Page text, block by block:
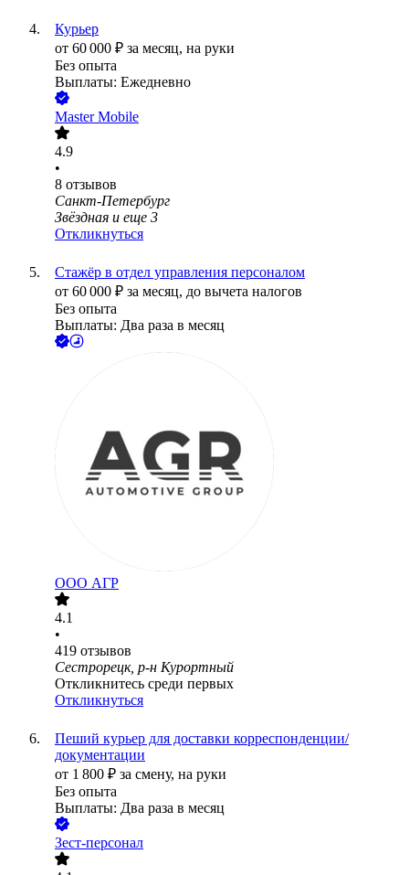
Курьер
от 60 000 ₽ за месяц, на руки
Без опыта
Выплаты: Ежедневно
Master Mobile
4.9
•
8 отзывов
Санкт-Петербург
Звёздная и еще 3
Откликнуться
Стажёр в отдел управления персоналом
от 60 000 ₽ за месяц, до вычета налогов
Без опыта
Выплаты: Два раза в месяц
ООО АГР
4.1
•
419 отзывов
Сестрорецк, р-н Курортный
Откликнитесь среди первых
Откликнуться
Пеший курьер для доставки корреспонденции/
документации
от 1 800 ₽ за смену, на руки
Без опыта
Выплаты: Два раза в месяц
Зест-персонал